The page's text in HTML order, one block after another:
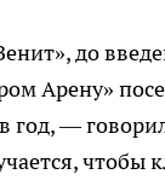
до
Арену»
год, —
чтобы